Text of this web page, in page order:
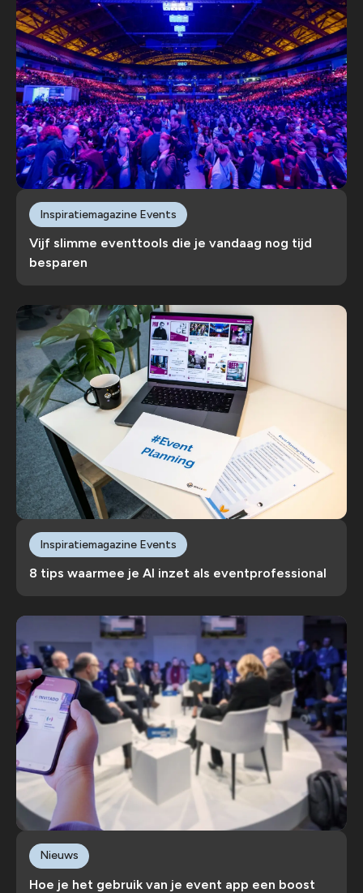
Vijf slimme eventtools die je vandaag nog tijd
besparen
Inspiratiemagazine Events
8 tips waarmee je AI inzet als eventprofessional
Inspiratiemagazine Events
Hoe je het gebruik van je event app een boost
Nieuws